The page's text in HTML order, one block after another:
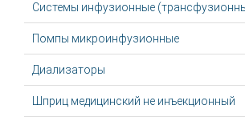
Системы инфузионные
Помпы микроинфузионные
Диализаторы
Шприц медицинский не инъекционный